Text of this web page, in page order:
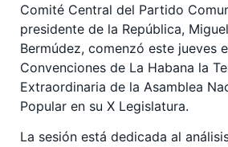
Comité Central del Partido
presidente de la República,
Bermúdez, comenzó este jueves
Convenciones de La Habana la
Extraordinaria de la Asamblea
Popular en su X Legislatura.
La sesión está dedicada al